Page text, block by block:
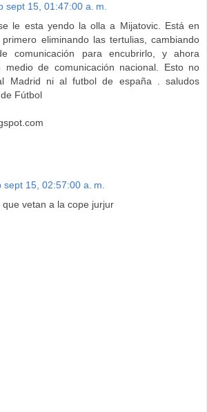
sept 15, 01:47:00 a. m.
le esta yendo la olla a Mijatovic. Está en
primero eliminando las tertulias, cambiando
comunicación para encubrirlo, y ahora
de comunicación nacional. Esto no
Madrid ni al futbol de españa . saludos
Fútbol
sept 15, 02:57:00 a. m.
vetan a la cope jurjur